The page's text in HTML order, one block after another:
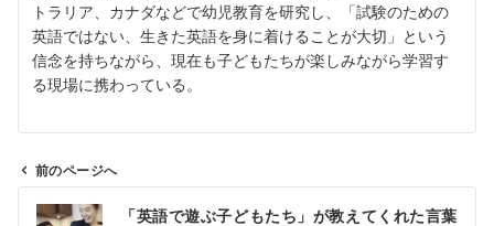
トラリア、カナダなどで幼児教育を研究し、「試験のための
英語ではない、生きた英語を身に着けることが大切」という
信念を持ちながら、現在も子どもたちが楽しみながら学習す
る現場に携わっている。
前のページへ
「英語で遊ぶ子どもたち」が教えてくれた言葉